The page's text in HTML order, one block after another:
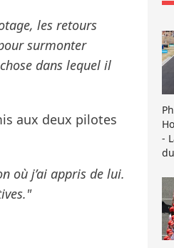
les retours
surmonter
dans lequel il
aux deux pilotes
où j’ai appris de lui.
-